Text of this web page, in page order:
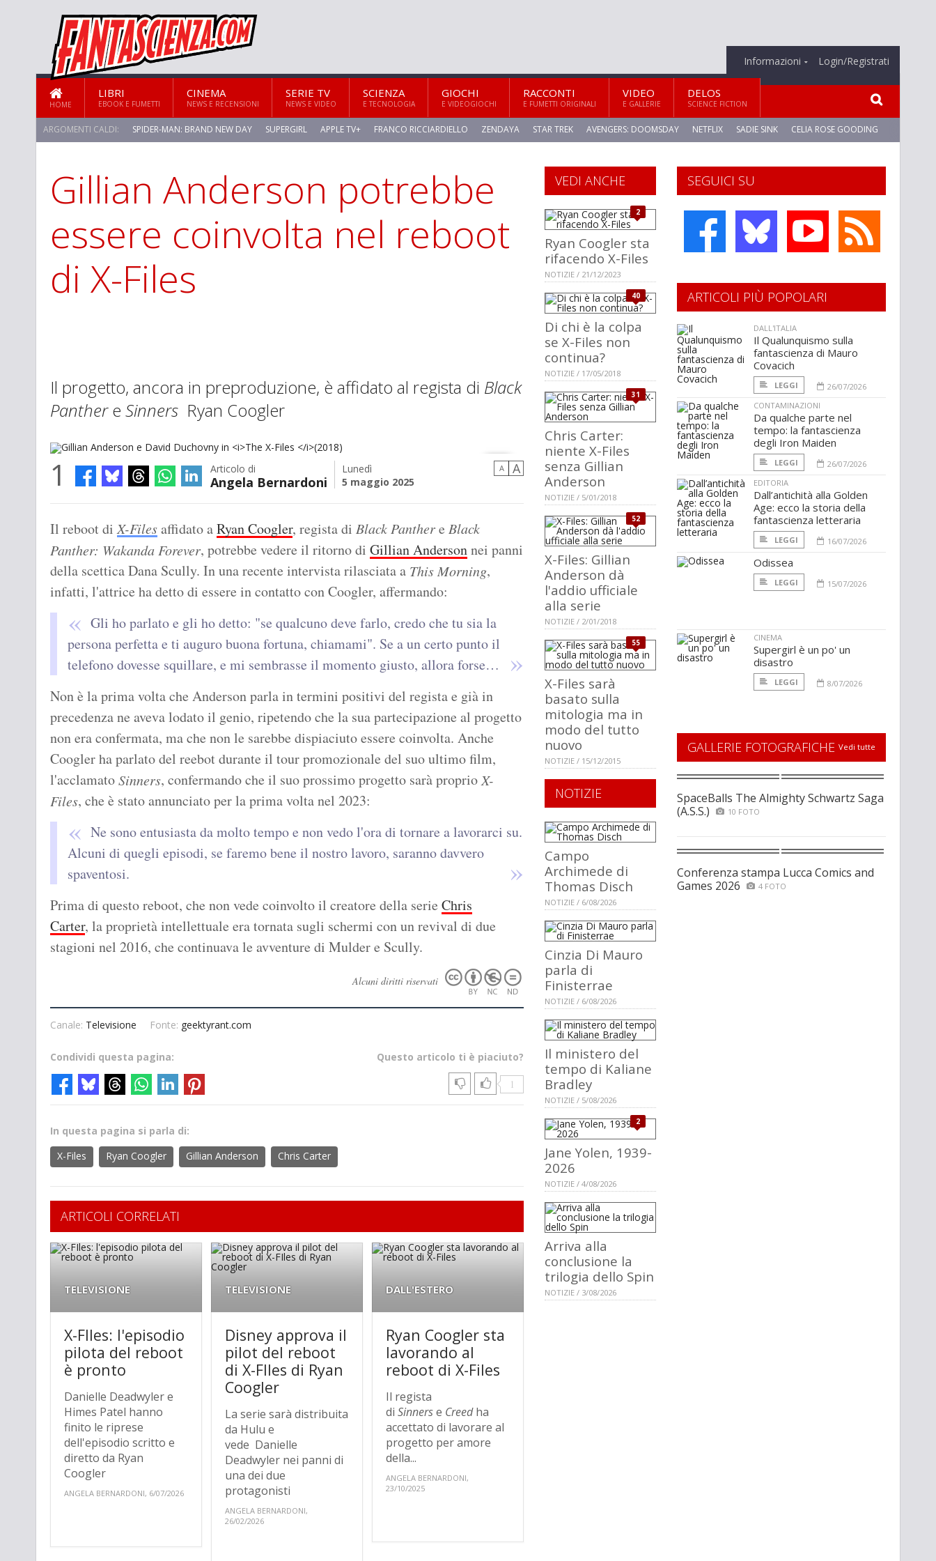
Informazioni Login/Registrati
HOME
LIBRI
EBOOK E FUMETTI
CINEMA
NEWS E RECENSIONI
SERIE TV
NEWS E VIDEO
SCIENZA
E TECNOLOGIA
GIOCHI
E VIDEOGIOCHI
RACCONTI
E FUMETTI ORIGINALI
VIDEO
E GALLERIE
DELOS
SCIENCE FICTION
ARGOMENTI CALDI: SPIDER-MAN: BRAND NEW DAY SUPERGIRL APPLE TV+ FRANCO RICCIARDIELLO ZENDAYA STAR TREK AVENGERS: DOOMSDAY NETFLIX SADIE SINK CELIA ROSE GOODING
Gillian Anderson potrebbe
essere coinvolta nel reboot
di X-Files
Il progetto, ancora in preproduzione, è affidato al regista di Black
Panthere Sinners Ryan Coogler
1 Articolo di
Angela Bernardoni
Lunedì
5 maggio 2025
A A
Il reboot diX-Filesaffidato aRyan Coogler, regista di Black Panthere Black
Panther: Wakanda Forever, potrebbe vedere il ritorno di Gillian Andersonnei panni
della scettica Dana Scully. In una recente intervista rilasciata a This Morning,
infatti, l'attrice ha detto di essere in contatto con Coogler, affermando:
Gli ho parlato e gli ho detto: "se qualcuno deve farlo, credo che tu sia la
persona perfetta e ti auguro buona fortuna, chiamami". Se a un certo punto il
telefono dovesse squillare, e mi sembrasse il momento giusto, allora forse…
Non è la prima volta che Anderson parla in termini positivi del regista e già in
precedenza ne aveva lodato il genio, ripetendo che la sua partecipazione al progetto
non era confermata, ma che non le sarebbe dispiaciuto essere coinvolta. Anche
Coogler ha parlato del reebot durante il tour promozionale del suo ultimo film,
l'acclamatoSinners, confermando che il suo prossimo progetto sarà proprioX-
Files, che è stato annunciato per la prima volta nel 2023:
Ne sono entusiasta da molto tempo e non vedo l'ora di tornare a lavorarci su.
Alcuni di quegli episodi, se faremo bene il nostro lavoro, saranno davvero
spaventosi.
Prima di questo reboot, che non vede coinvolto il creatore della serie Chris
Carter, la proprietà intellettuale era tornata sugli schermi con un revival di due
stagioni nel 2016, che continuava le avventure di Mulder e Scully.
Alcuni diritti riservati
Canale: Televisione Fonte: geektyrant.com
Questo articolo ti è piaciuto?
1
Condividi questa pagina:
In questa pagina si parla di:
X-Files
Ryan Coogler Gillian Anderson Chris Carter
ARTICOLI CORRELATI
TELEVISIONE
X-FIles: l'episodio
pilota del reboot
è pronto
Danielle Deadwyler e
Himes Patel hanno
finito le riprese
dell'episodio scritto e
diretto da Ryan
Coogler
ANGELA BERNARDONI, 6/07/2026
TELEVISIONE
Disney approva il
pilot del reboot
di X-FIles di Ryan
Coogler
La serie sarà distribuita
da Hulu e
vede Danielle
Deadwyler nei panni di
una dei due
protagonisti
ANGELA BERNARDONI,
26/02/2026
DALL'ESTERO
Ryan Coogler sta
lavorando al
reboot di X-Files
Il regista
diSinnerse Creedha
accettato di lavorare al
progetto per amore
della...
ANGELA BERNARDONI,
23/10/2025
SEGUICI SU
VEDI ANCHE
2
Ryan Coogler sta
rifacendo X-Files
NOTIZIE / 21/12/2023
40
Di chi è la colpa
se X-Files non
continua?
NOTIZIE / 17/05/2018
31
Chris Carter:
niente X-Files
senza Gillian
Anderson
NOTIZIE / 5/01/2018
52
X-Files: Gillian
Anderson dà
l'addio ufficiale
alla serie
NOTIZIE / 2/01/2018
55
X-Files sarà
basato sulla
mitologia ma in
modo del tutto
nuovo
NOTIZIE / 15/12/2015
NOTIZIE
Campo
Archimede di
Thomas Disch
NOTIZIE / 6/08/2026
Cinzia Di Mauro
parla di
Finisterrae
NOTIZIE / 6/08/2026
Il ministero del
tempo di Kaliane
Bradley
NOTIZIE / 5/08/2026
2
Jane Yolen, 1939-
2026
NOTIZIE / 4/08/2026
Arriva alla
conclusione la
trilogia dello Spin
NOTIZIE / 3/08/2026
ARTICOLI PIÙ POPOLARI
DALL'ITALIA
Il Qualunquismo sulla
fantascienza di Mauro
Covacich
LEGGI
26/07/2026
CONTAMINAZIONI
Da qualche parte nel
tempo: la fantascienza
degli Iron Maiden
LEGGI
26/07/2026
EDITORIA
Dall’antichità alla Golden
Age: ecco la storia della
fantascienza letteraria
LEGGI 16/07/2026
Odissea
LEGGI 15/07/2026
CINEMA
Supergirl è un po' un
disastro
LEGGI 8/07/2026
GALLERIE FOTOGRAFICHE Vedi tutte
SpaceBalls The Almighty Schwartz Saga
(A.S.S.)
10 FOTO
Conferenza stampa Lucca Comics and
Games 2026
4 FOTO